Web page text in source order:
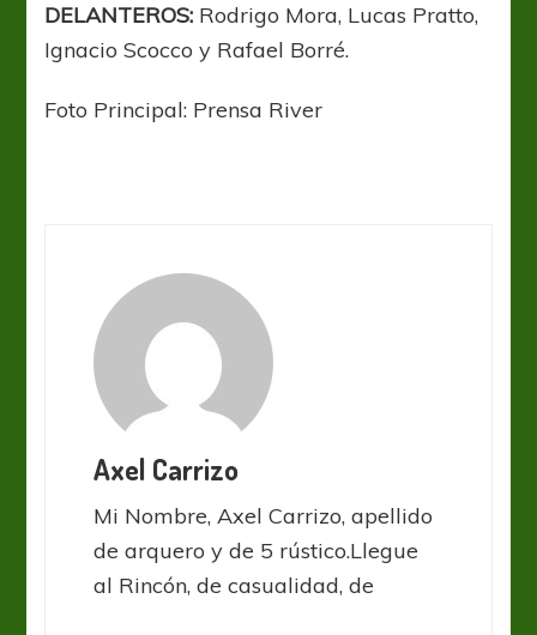
DELANTEROS: Rodrigo Mora, Lucas Pratto,
Ignacio Scocco y Rafael Borré.
Foto Principal: Prensa River
Axel Carrizo
Mi Nombre, Axel Carrizo, apellido
de arquero y de 5 rústico.Llegue
al Rincón, de casualidad, de